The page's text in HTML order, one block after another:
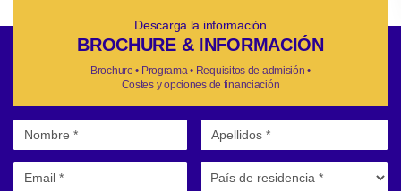
Descarga la información
BROCHURE & INFORMACIÓN
Brochure • Programa • Requisitos de admisión •
Costes y opciones de financiación